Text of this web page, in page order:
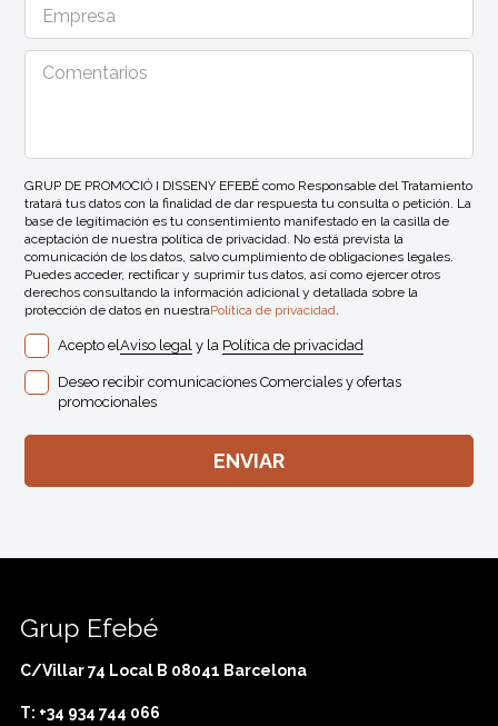
GRUP DE PROMOCIÓ I DISSENY EFEBÉ como Responsable del Tratamiento
tratará tus datos con la finalidad de dar respuesta tu consulta o petición. La
base de legitimación es tu consentimiento manifestado en la casilla de
aceptación de nuestra política de privacidad. No está prevista la
comunicación de los datos, salvo cumplimiento de obligaciones legales.
Puedes acceder, rectificar y suprimir tus datos, así como ejercer otros
derechos consultando la información adicional y detallada sobre la
protección de datos en nuestraPolítica de privacidad
Acepto elAviso legal y la Política de privacidad
Deseo recibir comunicaciones Comerciales y ofertas
promocionales
Grup Efebé
C/Villar 74 Local B 08041 Barcelona
T: +34 934 744 066